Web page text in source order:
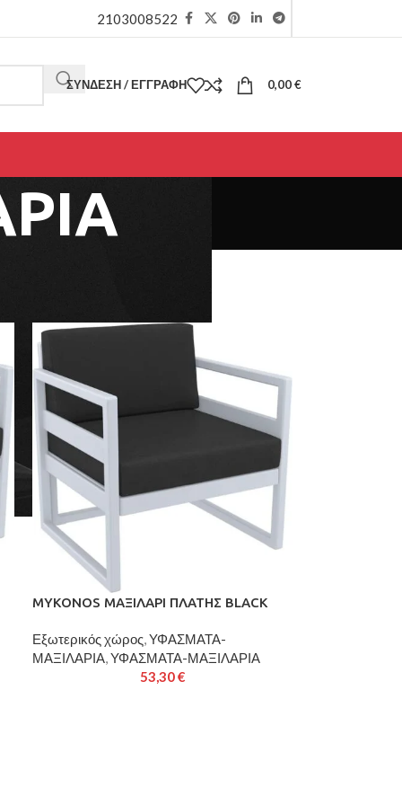
2103008522
ΣΎΝΔΕΣΗ / ΕΓΓΡΑΦΉ 0,00€
MYKONOS ΜΑΞΙΛΑΡΙ ΠΛΑΤΗΣ BLACK
Εξωτερικός χώρος,ΥΦΑΣΜΑΤΑ-
ΜΑΞΙΛΑΡΙΑ,ΥΦΑΣΜΑΤΑ-ΜΑΞΙΛΑΡΙΑ
53,30€